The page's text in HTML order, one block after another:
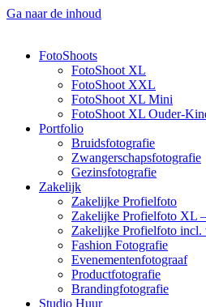
Ga naar de inhoud
FotoShoots
FotoShoot XL
FotoShoot XXL
FotoShoot XL Mini
FotoShoot XL Ouder-
Portfolio
Bruidsfotografie
Zwangerschapsfotografie
Gezinsfotografie
Zakelijk
Zakelijke Profielfoto
Zakelijke Profielfoto XL
Zakelijke Profielfoto incl.
Fashion Fotografie
Evenementenfotograaf
Productfotografie
Brandingfotografie
Studio Huur